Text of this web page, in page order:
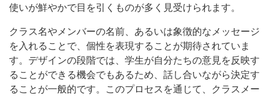
使いが鮮やかで目を引くものが多く見受けられます。
クラス名やメンバーの名前、あるいは象徴的なメッセージ
を入れることで、個性を表現することが期待されていま
す。デザインの段階では、学生が自分たちの意見を反映す
ることができる機会でもあるため、話し合いながら決定す
ることが一般的です。このプロセスを通じて、クラスメー